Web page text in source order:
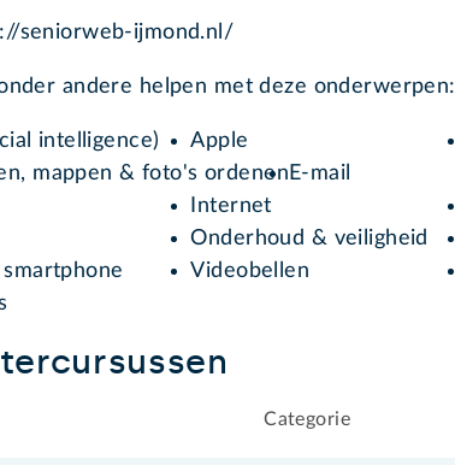
seniorweb-ijmond.nl/
andere helpen met deze onderwerpen:
intelligence) Apple
mappen & foto's ordenen E-mail
Internet
Onderhoud & veiligheid
Videobellen
Categorie